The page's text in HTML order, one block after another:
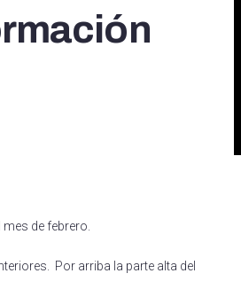
de febrero.
Por arriba la parte alta del